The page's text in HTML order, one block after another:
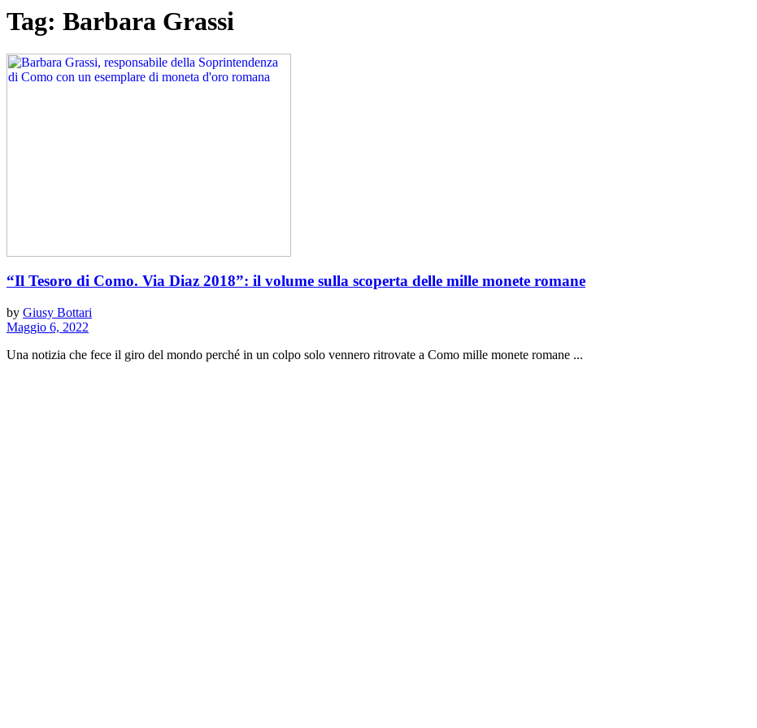
Tag: Barbara Grassi
“Il Tesoro di Como. Via Diaz 2018”: il volume sulla scoperta delle mille monete romane
by Giusy Bottari
Maggio 6, 2022
Una notizia che fece il giro del mondo perché in un colpo solo vennero ritrovate a Como mille monete romane ...